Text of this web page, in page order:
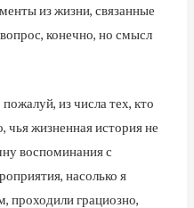
из жизни, связанные
конечно, но смысл
из числа тех, кто
чья жизненная история не
воспоминания с
насолько я
проходили грациозно,